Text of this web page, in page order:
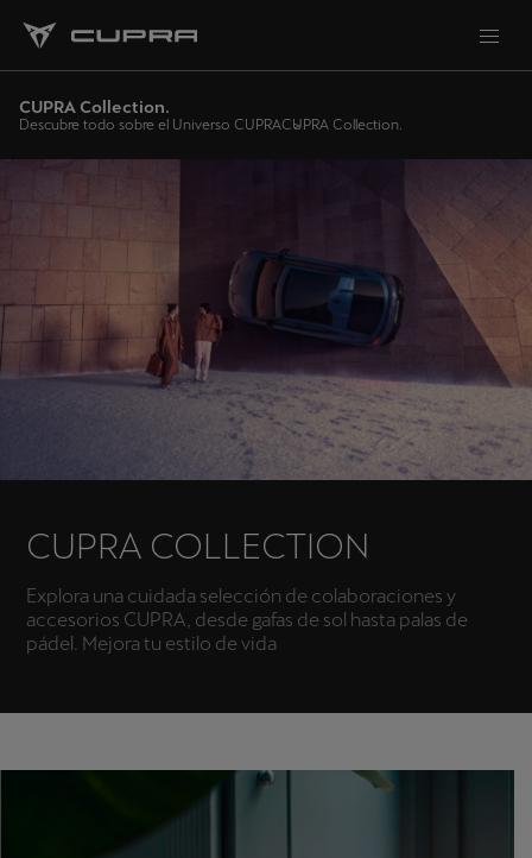
CUPRA Collection.
Descubre todo sobre el Universo CUPRACUPRA Collection.
CUPRA COLLECTION
Explora una cuidada selección de colaboraciones y
accesorios CUPRA, desde gafas de sol hasta palas de
pádel. Mejora tu estilo de vida